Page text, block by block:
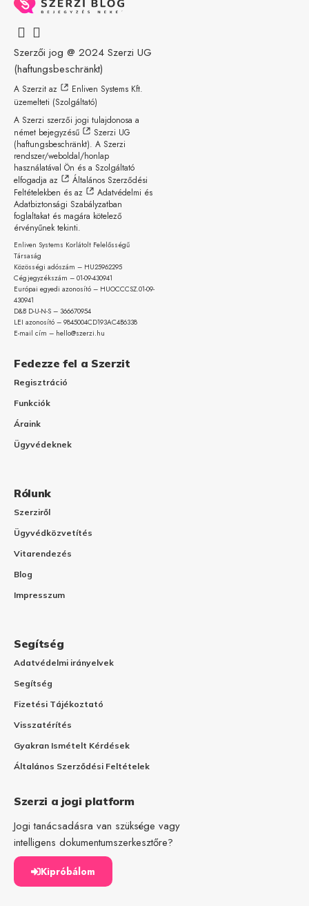
Szerzői jog @ 2024 Szerzi UG
(haftungsbeschränkt)
A Szerzit az
Enliven Systems Kft.
üzemelteti (Szolgáltató)
A Szerzi szerzői jogi tulajdonosa a
német bejegyzésű
Szerzi UG
(haftungsbeschränkt). A Szerzi
rendszer/weboldal/honlap
használatával Ön és a Szolgáltató
elfogadja az
Általános Szerződési
Feltételekben és az
Adatvédelmi és
Adatbiztonsági Szabályzatban
foglaltakat és magára kötelező
érvényűnek tekinti.
Enliven Systems Korlátolt Felelősségű
Társaság
Közösségi adószám – HU25962295
Cégjegyzékszám – 01-09-430941
Európai egyedi azonosító – HUOCCCSZ.01-09-
430941
D&B D-U-N-S – 366670954
LEI azonosító – 9845004CD193AC4B6338
E-mail cím – hello@szerzi.hu
Fedezze fel a Szerzit
Regisztráció
Funkciók
Áraink
Ügyvédeknek
Rólunk
Szerziről
Ügyvédközvetítés
Vitarendezés
Blog
Impresszum
Segítség
Adatvédelmi irányelvek
Segítség
Fizetési Tájékoztató
Visszatérítés
Gyakran Ismételt Kérdések
Általános Szerződési Feltételek
Szerzi a jogi platform
Jogi tanácsadásra van szüksége vagy
intelligens dokumentumszerkesztőre?
Kipróbálom